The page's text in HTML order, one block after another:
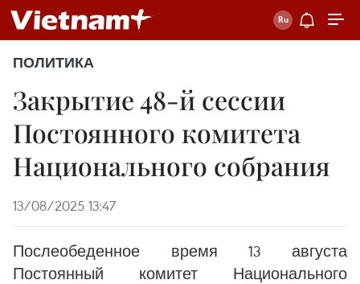
ПОЛИТИКА
Закрытие 48-й сессии
Постоянного комитета
Национального собрания
13/08/2025 13:47
Послеобеденное время 13 августа
Постоянный комитет Национального